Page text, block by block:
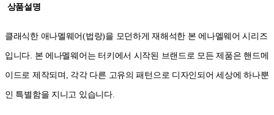
상품설명
클래식한 애나멜웨어(법랑)을 모던하게 재해석한 본 에나멜웨어 시리즈
입니다. 본 에나멜웨어는 터키에서 시작된 브랜드로 모든 제품은 핸드메
이드로 제작되며, 각각 다른 고유의 패턴으로 디자인되어 세상에 하나뿐
인 특별함을 지니고 있습니다.